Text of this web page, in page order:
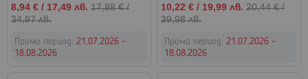
Промо
цена
8,94 € / 17,49 лв. 17,88 €/
34,97 лв.
Промо период: 21.07.2026 -
18.08.2026
Промо
цена
10,22 € / 19,99 лв. 20,44 €/
39,98 лв.
Промо период:21.07.2026 -
18.08.2026